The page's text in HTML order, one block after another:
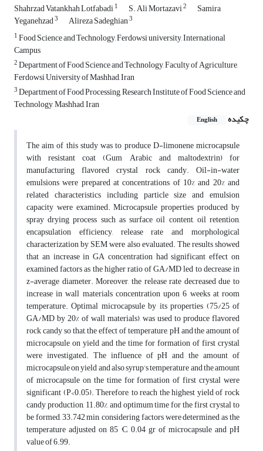
Shahrzad Vatankhah Lotfabadi1 S. Ali Mortazavi2 Samira
Yeganehzad3 Alireza Sadeghian3
1Food Science and Technology, Ferdowsi university, International
Campus
2Department of Food Science and Technology, Faculty of Agriculture,
Ferdowsi University of Mashhad, Iran
3Department of Food Processing, Research Institute of Food Science and
Technology, Mashhad, Iran
چکیده
English
The aim of this study was to produce D-limonene microcapsule
with resistant coat (Gum Arabic and maltodextrin) for
manufacturing flavored crystal rock candy. Oil-in-water
emulsions were prepared at concentrations of 10% and 20% and
related characteristics including particle size and emulsion
capacity were examined. Microcapsule properties produced by
spray drying process such as surface oil content, oil retention,
encapsulation efficiency, release rate and morphological
characterization by SEM were also evaluated. The results showed
that an increase in GA concentration had significant effect on
examined factors as the higher ratio of GA/MD led to decrease in
z-average diameter. Moreover, the release rate decreased due to
increase in wall materials concentration upon 6 weeks at room
temperature. Optimal microcapsule by its properties (75/25 of
GA/MD by 20% of wall materials), was used to produce flavored
rock candy so that, the effect of temperature, pH and the amount of
microcapsule on yield and the time for formation of first crystal
were investigated. The influence of pH and the amount of
microcapsule on yield and also syrup’s temperature and the amount
of microcapsule on the time for formation of first crystal were
significant (P<0.05). Therefore, to reach the highest yield of rock
candy production, 11.80%, and optimum time for the first crystal to
be formed, 33.742 min, considering factors were determined as the
temperature adjusted on 85 °C, 0.04 gr of microcapsule and pH
value of 6.99.